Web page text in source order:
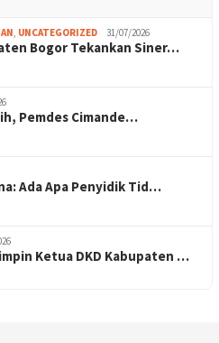
, UNCATEGORIZED 31/07/2026
Bogor Tekankan Siner…
Pemdes Cimande…
Ada Apa Penyidik Tid…
Ketua DKD Kabupaten …